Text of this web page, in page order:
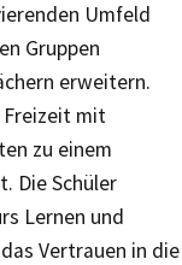
Umfeld
Gruppen
erweitern.
mit
zu einem
Die Schüler
Lernen und
Vertrauen in die